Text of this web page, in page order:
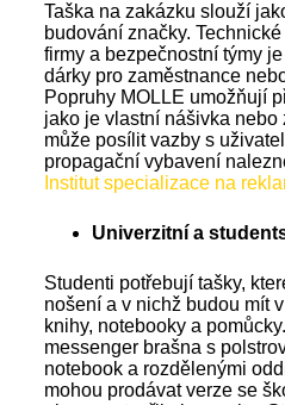
Taška na zakázku slouží
budování značky.
firmy a bezpečnostní týmy
dárky pro zaměstnance
Popruhy MOLLE umožňují
jako je vlastní nášivka nebo
může posílit vazby s
propagační vybavení
Institut specializace na
Univerzitní a
Studenti potřebují tašky,
nošení a v nichž budou mít
knihy, notebooky a
messenger brašna s
notebook a rozdělenými
mohou prodávat verze se